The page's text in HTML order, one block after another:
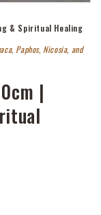
& Spiritual Healing
Paphos, Nicosia, and
|